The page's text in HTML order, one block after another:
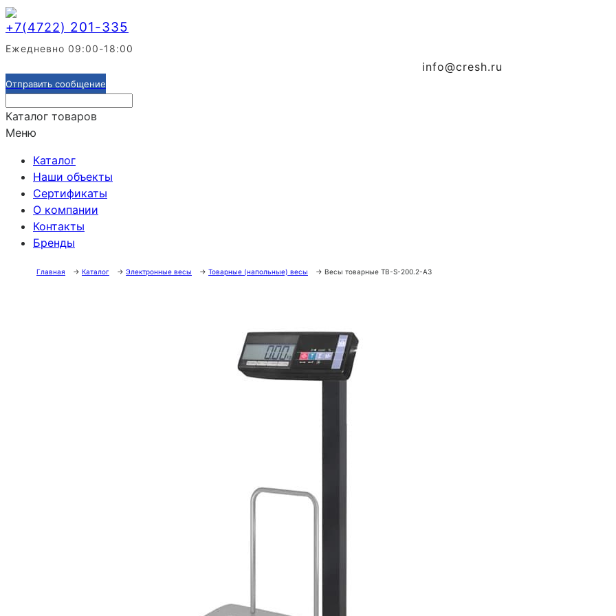
+7(4722) 201-335
Ежедневно 09:00-18:00
info@cresh.ru
Отправить сообщение
Каталог товаров
Меню
Каталог
Наши объекты
Сертификаты
О компании
Контакты
Бренды
Главная → Каталог → Электронные весы → Товарные (напольные) весы → Весы товарные ТВ-S-200.2-А3